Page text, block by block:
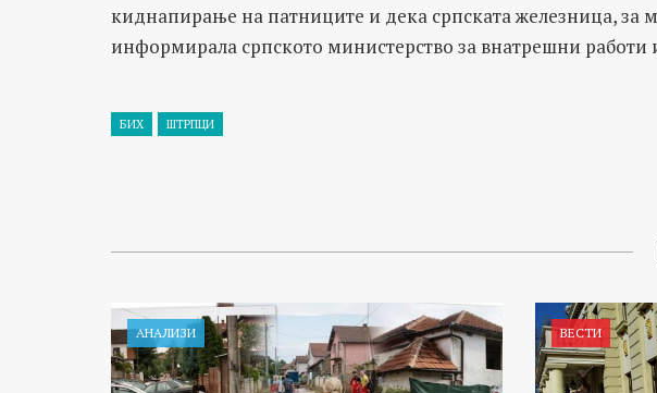
киднапирање на патниците и дека српската железница, за
информирала српското министерство за внатрешни работи и
БИХ ШТРПЦИ
АНАЛИЗИ ВЕСТИ